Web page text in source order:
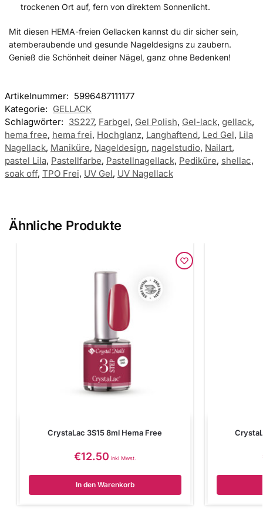
trockenen Ort auf, fern von direktem Sonnenlicht.
Mit diesen HEMA-freien Gellacken kannst du dir sicher sein,
atemberaubende und gesunde Nageldesigns zu zaubern.
Genieß die Schönheit deiner Nägel, ganz ohne Bedenken!
Artikelnummer: 5996487111177
Kategorie: GELLACK
Schlagwörter: 3S227, Farbgel, Gel Polish, Gel-lack, gellack,
hema free, hema frei, Hochglanz, Langhaftend, Led Gel, Lila
Nagellack, Maniküre, Nageldesign, nagelstudio, Nailart,
pastel Lila, Pastellfarbe, Pastellnagellack, Pediküre, shellac,
soak off, TPO Frei, UV Gel, UV Nagellack
Ähnliche Produkte
CrystaLac 3S15 8ml Hema Free
€12.50 inkl Mwst.
In den Warenkorb